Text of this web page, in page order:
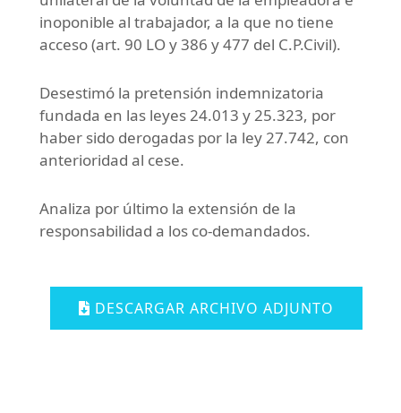
inoponible al trabajador, a la que no tiene
acceso (art. 90 LO y 386 y 477 del C.P.Civil).
Desestimó la pretensión indemnizatoria
fundada en las leyes 24.013 y 25.323, por
haber sido derogadas por la ley 27.742, con
anterioridad al cese.
Analiza por último la extensión de la
responsabilidad a los co-demandados.
DESCARGAR ARCHIVO ADJUNTO